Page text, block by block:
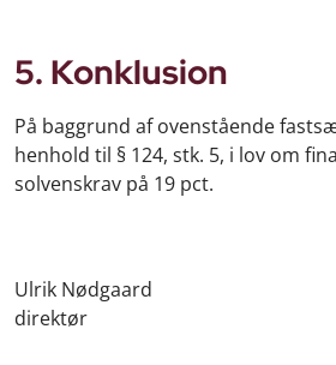
5. Konklusion
På baggrund af ovenstående
henhold til § 124, stk. 5, i lov om
solvenskrav på 19 pct.
Ulrik Nødgaard
direktør